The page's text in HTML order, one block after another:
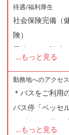
待遇/福利厚生
社会保険完備（
険）
昇給あり（随時）
賞与あり
技能手当あり
残業手当あり
研修制度（OJT）
従業員割引あり
... もっと見る
勤務地へのアクセス
＊バスをご利用
バス停「ベッセ
ンビレッジ前
... もっと見る